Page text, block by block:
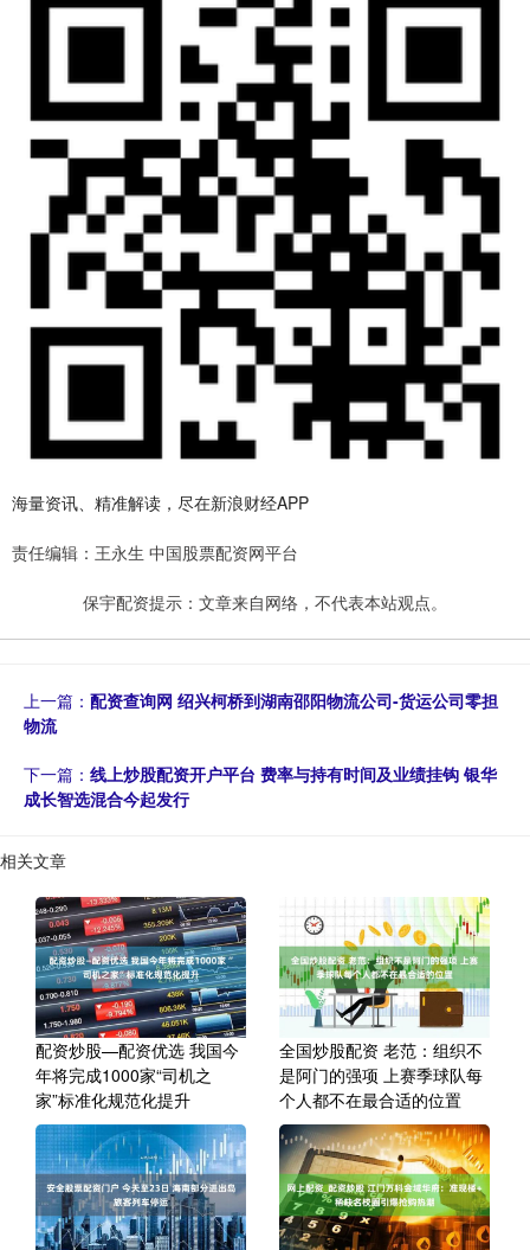
海量资讯、精准解读，尽在新浪财经APP
责任编辑：王永生 中国股票配资网平台
保宇配资提示：文章来自网络，不代表本站观点。
上一篇： 配资查询网 绍兴柯桥到湖南邵阳物流公司-货运公司零担
物流
下一篇： 线上炒股配资开户平台 费率与持有时间及业绩挂钩 银华
成长智选混合今起发行
相关文章
配资炒股—配资优选 我国今
年将完成1000家“司机之
家”标准化规范化提升
全国炒股配资 老范：组织不
是阿门的强项 上赛季球队每
个人都不在最合适的位置